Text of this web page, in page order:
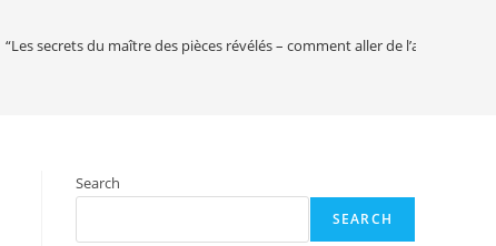
“Les secrets du maître des pièces révélés – comment aller de l’avant !”
Search
SEARCH